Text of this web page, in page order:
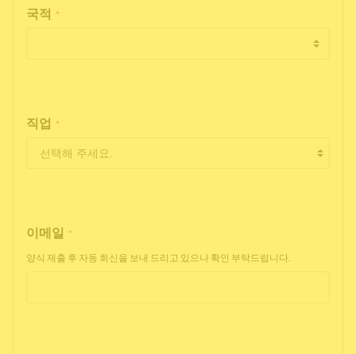
국적 *
직업 *
이메일 *
양식 제출 후 자동 회신을 보내 드리고 있으나 확인 부탁드립니다.